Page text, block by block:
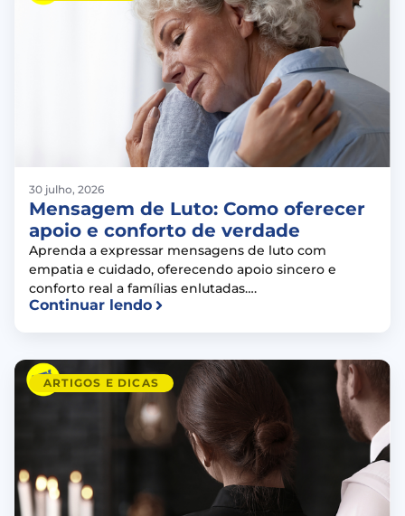
30 julho, 2026
Mensagem de Luto: Como oferecer
apoio e conforto de verdade
Aprenda a expressar mensagens de luto com
empatia e cuidado, oferecendo apoio sincero e
conforto real a famílias enlutadas….
Continuar lendo
ARTIGOS E DICAS